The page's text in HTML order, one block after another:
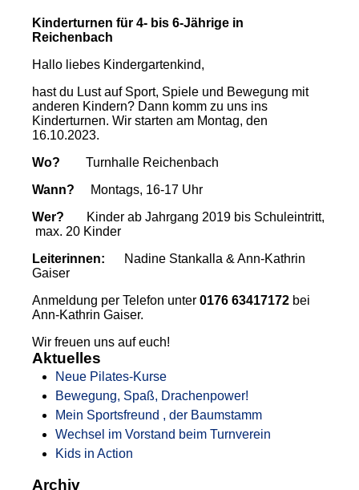
Kinderturnen für 4- bis 6-Jährige in
Reichenbach
Hallo liebes Kindergartenkind,
hast du Lust auf Sport, Spiele und Bewegung mit
anderen Kindern? Dann komm zu uns ins
Kinderturnen. Wir starten am Montag, den
16.10.2023.
Wo?
Turnhalle Reichenbach
Wann?
Montags, 16-17 Uhr
Wer? Kinder ab Jahrgang 2019 bis Schuleintritt,
max. 20 Kinder
Leiterinnen:
Nadine Stankalla & Ann-Kathrin
Gaiser
Anmeldung per Telefon unter 0176 63417172 bei
Ann-Kathrin Gaiser.
Wir freuen uns auf euch!
Aktuelles
Neue Pilates-Kurse
Bewegung, Spaß, Drachenpower!
Mein Sportsfreund , der Baumstamm
Wechsel im Vorstand beim Turnverein
Kids in Action
Archiv